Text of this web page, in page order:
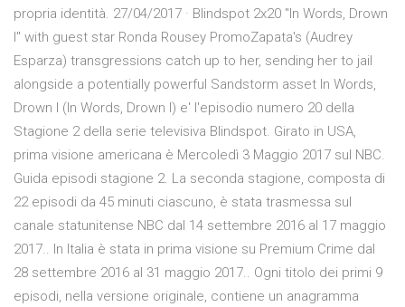
propria identità. 27/04/2017 · Blindspot 2x20 "In Words, Drown
I" with guest star Ronda Rousey PromoZapata's (Audrey
Esparza) transgressions catch up to her, sending her to jail
alongside a potentially powerful Sandstorm asset In Words,
Drown I (In Words, Drown I) e' l'episodio numero 20 della
Stagione 2 della serie televisiva Blindspot. Girato in USA,
prima visione americana è Mercoledì 3 Maggio 2017 sul NBC.
Guida episodi stagione 2. La seconda stagione, composta di
22 episodi da 45 minuti ciascuno, è stata trasmessa sul
canale statunitense NBC dal 14 settembre 2016 al 17 maggio
2017.. In Italia è stata in prima visione su Premium Crime dal
28 settembre 2016 al 31 maggio 2017.. Ogni titolo dei primi 9
episodi, nella versione originale, contiene un anagramma